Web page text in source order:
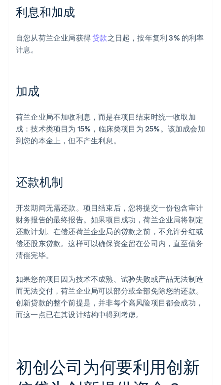
利息和加成
自您从荷兰企业局获得贷款之日起，按年复利 3% 的利率
计息。
加成
荷兰企业局不加收利息，而是在项目结束时统一收取加
成：技术类项目为 15%，临床类项目为 25%。该加成会加
到您的本金上，但不产生利息。
还款机制
开发期间无需还款。项目结束后，您将提交一份包含审计
财务报告的最终报告。如果项目成功，荷兰企业局将制定
还款计划。在偿还荷兰企业局的贷款之前，不允许分红或
偿还股东贷款。这样可以确保资金留在公司内，直至债务
清偿完毕。
如果您的项目因为技术不成熟、试验失败或产品无法制造
而无法交付，荷兰企业局可以部分或全部免除您的还款。
创新贷款的整个前提是，并非每个高风险项目都会成功，
而这一点已在其设计结构中得到考虑。
初创公司为何要利用创新